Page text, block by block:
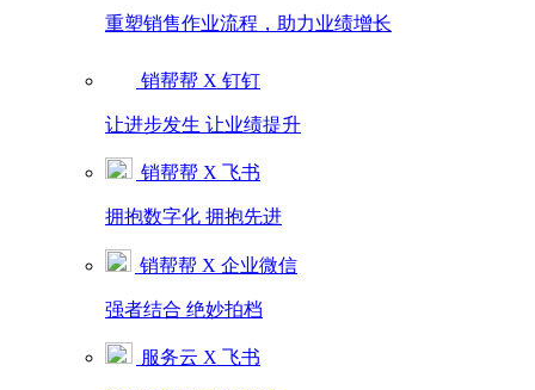
重塑销售作业流程，助力业绩增长
销帮帮 X 钉钉
让进步发生 让业绩提升
销帮帮 X 飞书
拥抱数字化 拥抱先进
销帮帮 X 企业微信
强者结合 绝妙拍档
服务云 X 飞书